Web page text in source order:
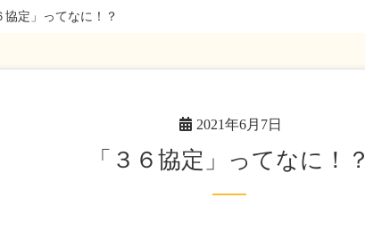
協定」ってなに！？
2021年6月7日
「３６協定」ってなに！？